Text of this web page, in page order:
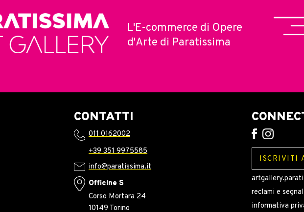
L'E-commerce di Opere
d'Arte di Paratissima
CONTATTI
011 0162002
+39 351 9975585
info@paratissima.it
Officine S
Corso Mortara 24
10149 Torino
ISCRIVITI
reclami e
informativa